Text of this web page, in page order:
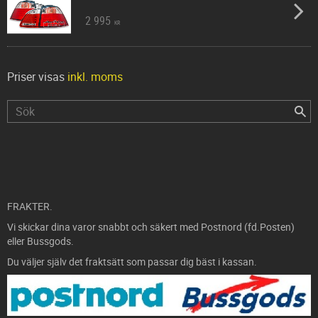
2 995 KR
Priser visas inkl. moms
FRAKTER.
Vi skickar dina varor snabbt och säkert med Postnord (fd.Posten)
eller Bussgods.
Du väljer själv det fraktsätt som passar dig bäst i kassan.